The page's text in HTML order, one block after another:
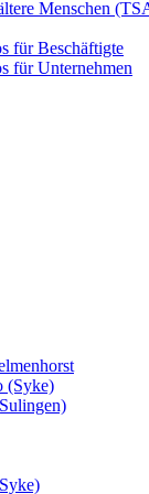
Menschen
für Beschäftigte
für Unternehmen
(Syke)